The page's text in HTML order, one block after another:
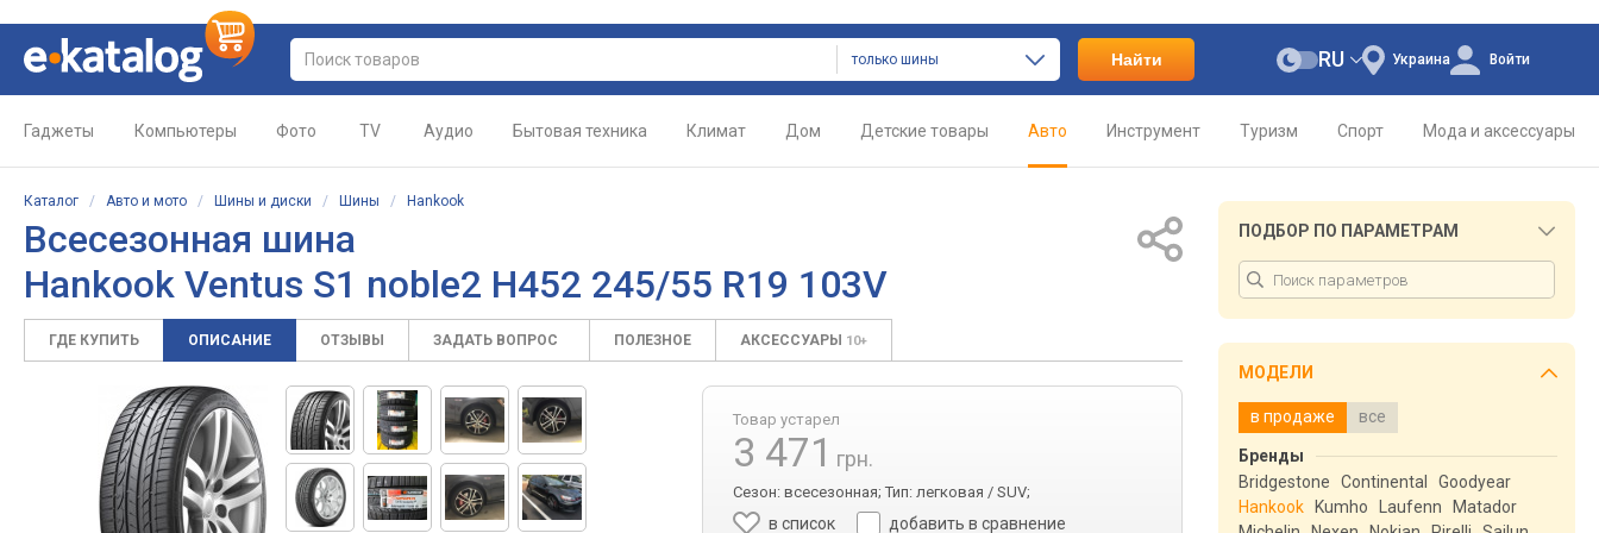
только шины Найти Украина
RU Войти
Гаджеты Компьютеры Фото TV Аудио Бытовая техника Климат Дом Детские товары Авто Инструмент Туризм Спорт Мода и аксессуары
Каталог / Авто и мото / Шины и диски / Шины / Hankook
Всесезонная шина
Hankook Ventus S1 noble2 H452 245/55 R19 103V
ГДЕ КУПИТЬ ОПИСАНИЕ ОТЗЫВЫ ЗАДАТЬ ВОПРОС ПОЛЕЗНОЕ АКСЕССУАРЫ 10+
Товар устарел
3 471 грн.
Сезон: всесезонная; Тип: легковая / SUV;
в список добавить в сравнение
ПОДБОР ПО ПАРАМЕТРАМ
МОДЕЛИ
в продаже все
Бренды
Bridgestone
Continental
Goodyear
Hankook
Kumho Laufenn
Matador